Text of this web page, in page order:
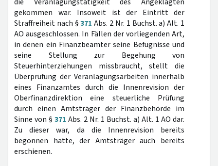
gekommen war. Insoweit ist der Eintritt der
Straffreiheit nach §371 Abs. 2 Nr. 1 Buchst. a) Alt. 1
AO ausgeschlossen. In Fällen der vorliegenden Art,
in denen ein Finanzbeamter seine Befugnisse und
seine Stellung zur Begehung von
Steuerhinterziehungen missbraucht, stellt die
Überprüfung der Veranlagungsarbeiten innerhalb
eines Finanzamtes durch die Innenrevision der
Oberfinanzdirektion eine steuerliche Prüfung
durch einen Amtsträger der Finanzbehörde im
Sinne von § 371 Abs. 2 Nr. 1 Buchst. a) Alt. 1 AO dar.
Zu dieser war, da die Innenrevision bereits
begonnen hatte, der Amtsträger auch bereits
erschienen.